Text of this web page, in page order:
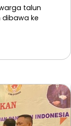
talun
ke